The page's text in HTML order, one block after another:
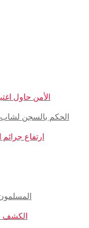
الأمن حاول
الحكم بالسجن لشاب ذو
ارتفاع جرائم الكراهية
المسلمون
الكشف